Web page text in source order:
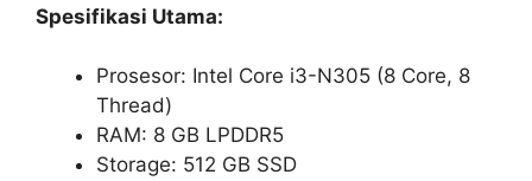
Spesifikasi Utama:
Prosesor: Intel Core i3-N305 (8 Core, 8
Thread)
RAM: 8 GB LPDDR5
Storage: 512 GB SSD